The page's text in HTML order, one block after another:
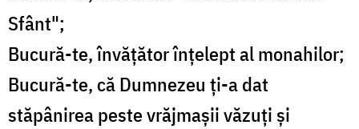
Sfânt";
Bucură-te, învățător înțelept al monahilor;
Bucură-te, că Dumnezeu ți-a dat
stăpânirea peste vrăjmașii văzuți și